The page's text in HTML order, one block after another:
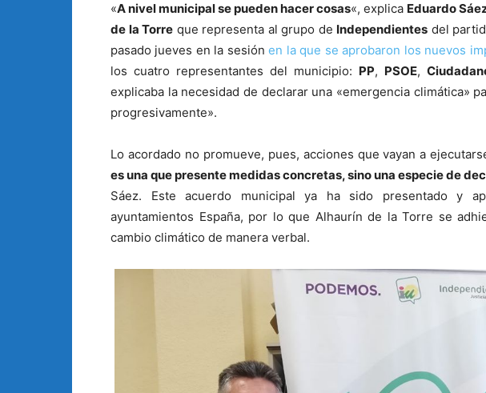
«A nivel municipal se pueden hacer cosas«, explica Eduardo
de la Torre que representa al grupo de Independientes del
pasado jueves en la sesiónen la que se aprobaron los nuevos
los cuatro representantes del municipio: PP, PSOE,
explicaba la necesidad de declarar una «emergencia climática»
progresivamente».
Lo acordado no promueve, pues, acciones que vayan a
es una que presente medidas concretas, sino una especie de
Sáez. Este acuerdo municipal ya ha sido presentado y
ayuntamientos España, por lo que Alhaurín de la Torre se
cambio climático de manera verbal.